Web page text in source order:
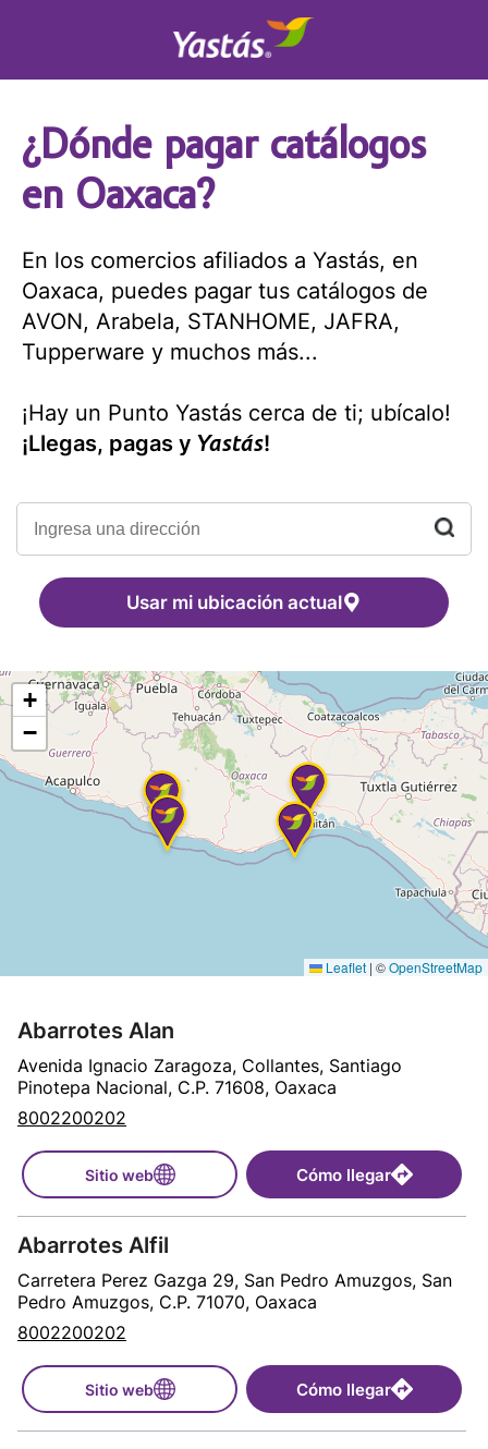
¿Dónde pagar catálogos
en Oaxaca?
En los comercios afiliados a Yastás, en
Oaxaca, puedes pagar tus catálogos de
AVON, Arabela, STANHOME, JAFRA,
Tupperware y muchos más...
¡Hay un Punto Yastás cerca de ti; ubícalo!
¡Llegas, pagas y Yastás!
Usar mi ubicación actual
Abarrotes Alan
Avenida Ignacio Zaragoza, Collantes, Santiago
Pinotepa Nacional, C.P. 71608, Oaxaca
8002200202
Sitio web Cómo llegar
Abarrotes Alfil
Carretera Perez Gazga 29, San Pedro Amuzgos, San
Pedro Amuzgos, C.P. 71070, Oaxaca
8002200202
Sitio web Cómo llegar
+
−
Leaflet | ©OpenStreetMap